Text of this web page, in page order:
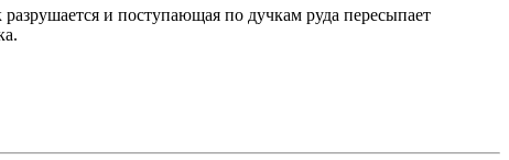
и поступающая по дучкам руда пересыпает